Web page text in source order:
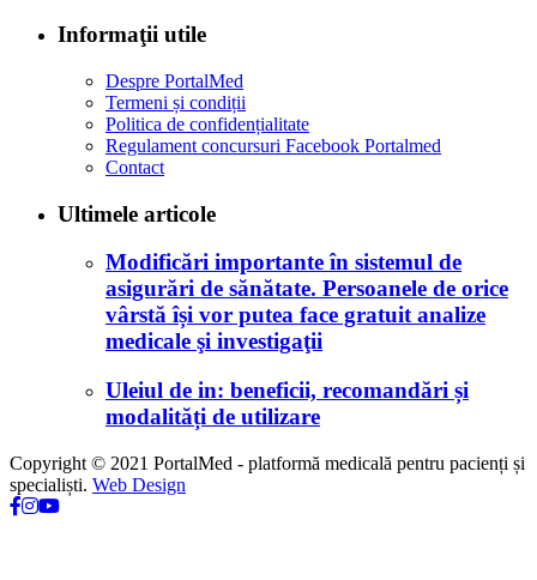
Informaţii utile
Despre PortalMed
Termeni și condiții
Politica de confidențialitate
Regulament concursuri Facebook Portalmed
Contact
Ultimele articole
Modificări importante în sistemul de
asigurări de sănătate. Persoanele de orice
vârstă își vor putea face gratuit analize
medicale şi investigaţii
Uleiul de in: beneficii, recomandări și
modalități de utilizare
Copyright © 2021 PortalMed - platformă medicală pentru pacienți și
specialiști. Web Design